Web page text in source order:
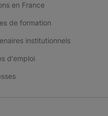
en France
de formation
institutionnels
d'emploi